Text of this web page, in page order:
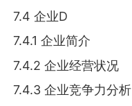
7.4 企业D
7.4.1 企业简介
7.4.2 企业经营状况
7.4.3 企业竞争力分析